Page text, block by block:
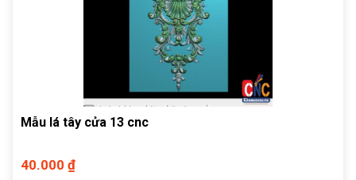
Mẫu lá tây cửa 13 cnc
40.000 ₫